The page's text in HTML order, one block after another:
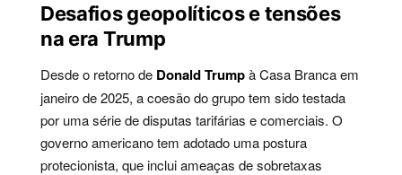
Desafios geopolíticos e tensões
na era Trump
Desde o retorno de Donald Trumpà Casa Branca em
janeiro de 2025, a coesão do grupo tem sido testada
por uma série de disputas tarifárias e comerciais. O
governo americano tem adotado uma postura
protecionista, que inclui ameaças de sobretaxas